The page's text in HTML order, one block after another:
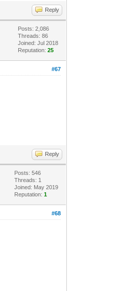
Reply
Posts: 2,086
Threads: 86
Joined: Jul 2018
Reputation:25
#67
Reply
Posts: 546
Threads: 1
Joined: May 2019
Reputation:1
#68